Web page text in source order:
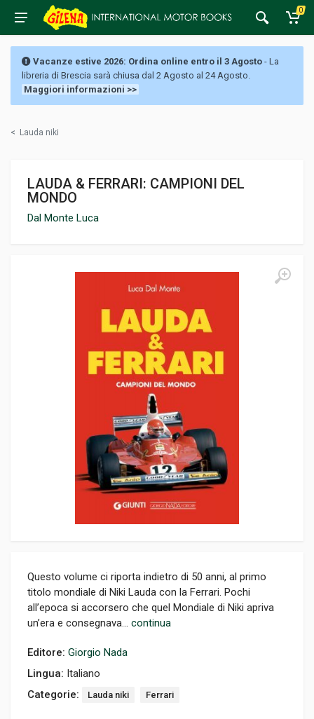
0
Vacanze estive 2026: Ordina online entro il 3 Agosto - La
libreria di Brescia sarà chiusa dal 2 Agosto al 24 Agosto.
Maggiori informazioni >>
< Lauda niki
LAUDA & FERRARI: CAMPIONI DEL
MONDO
Dal Monte Luca
Questo volume ci riporta indietro di 50 anni, al primo
titolo mondiale di Niki Lauda con la Ferrari. Pochi
all’epoca si accorsero che quel Mondiale di Niki apriva
un’era e consegnava... continua
Editore: Giorgio Nada
Lingua: Italiano
Categorie:
Lauda niki Ferrari